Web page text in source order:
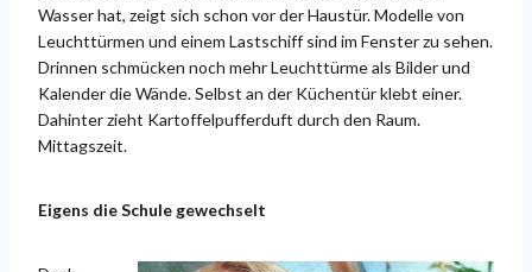
Wasser hat, zeigt sich schon vor der Haustür. Modelle von
Leuchttürmen und einem Lastschiff sind im Fenster zu sehen.
Drinnen schmücken noch mehr Leuchttürme als Bilder und
Kalender die Wände. Selbst an der Küchentür klebt einer.
Dahinter zieht Kartoffelpufferduft durch den Raum.
Mittagszeit.
Eigens die Schule gewechselt